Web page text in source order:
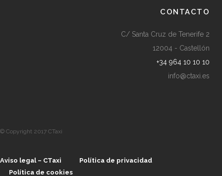
CONTACTO
C/ Santa Cruz de Tenerife 2
12004 - Castellón
+34 964 10 10 10
info@ctaxi.es
© Copyright 2017 CTaxi
Aviso legal – CTaxi
Política de privacidad
Política de cookies